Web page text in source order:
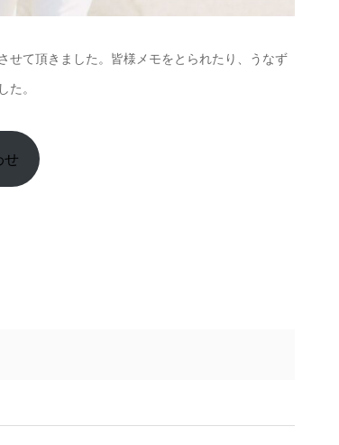
せて頂きました。皆様メモをとられたり、うなず
た。
せ